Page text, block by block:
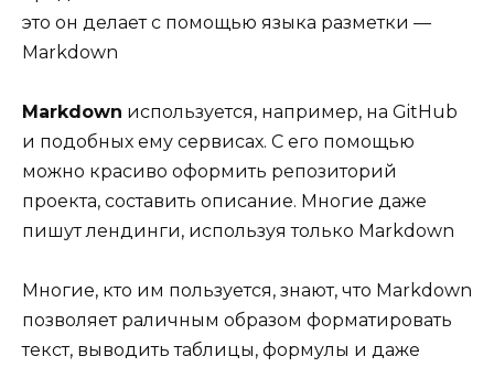
это он делает с помощью языка разметки —
Markdown
Markdown используется, например, на GitHub
и подобных ему сервисах. С его помощью
можно красиво оформить репозиторий
проекта, составить описание. Многие даже
пишут лендинги, используя только Markdown
Многие, кто им пользуется, знают, что Markdown
позволяет раличным образом форматировать
текст, выводить таблицы, формулы и даже